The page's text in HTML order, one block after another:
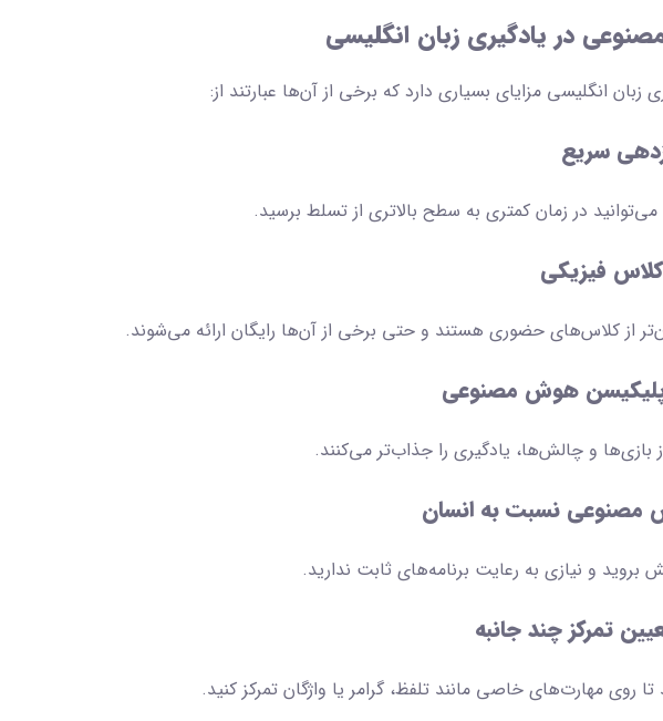
در یادگیری زبان انگلیسی
انگلیسی مزایای بسیاری دارد که برخی از آن‌ها عبارتند از:
سریع
می‌توانید در زمان کمتری به سطح بالاتری از تسلط برسید.
فیزیکی
از کلاس‌های حضوری هستند و حتی برخی از آن‌ها رایگان ارائه می‌شوند.
اپلیکیسن هوش مصنوعی
بازی‌ها و چالش‌ها، یادگیری را جذاب‌تر می‌کنند.
مصنوعی نسبت به انسان
و نیازی به رعایت برنامه‌های ثابت ندارید.
تمرکز چند جانبه
مهارت‌های خاصی مانند تلفظ، گرامر یا واژگان تمرکز کنید.